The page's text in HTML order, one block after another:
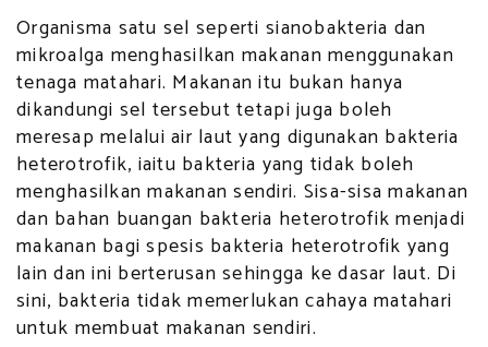
Organisma satu sel seperti sianobakteria dan
mikroalga menghasilkan makanan menggunakan
tenaga matahari. Makanan itu bukan hanya
dikandungi sel tersebut tetapi juga boleh
meresap melalui air laut yang digunakan bakteria
heterotrofik, iaitu bakteria yang tidak boleh
menghasilkan makanan sendiri. Sisa-sisa makanan
dan bahan buangan bakteria heterotrofik menjadi
makanan bagi spesis bakteria heterotrofik yang
lain dan ini berterusan sehingga ke dasar laut. Di
sini, bakteria tidak memerlukan cahaya matahari
untuk membuat makanan sendiri.